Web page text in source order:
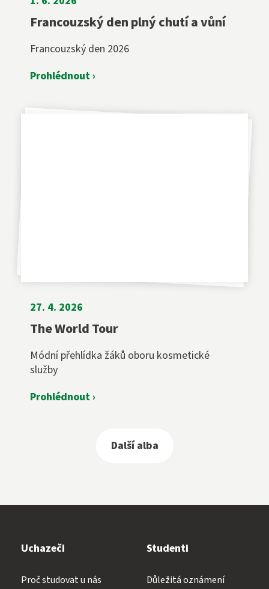
Francouzský den plný chutí a vůní
Francouzský den 2026
Prohlédnout ›
27. 4. 2026
The World Tour
Módní přehlídka žáků oboru kosmetické
služby
Prohlédnout ›
Další alba
Uchazeči
Proč studovat u nás
Studenti
Důležitá oznámení